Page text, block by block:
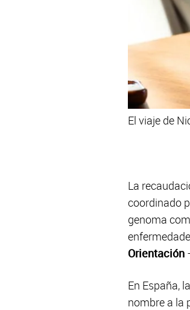
El viaje de
La
coordinado
genoma
Orientación
En España,
nombre a la